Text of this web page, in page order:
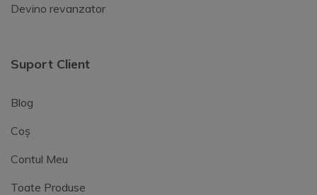
Devino revanzator
Suport Client
Blog
Coș
Contul Meu
Toate Produse